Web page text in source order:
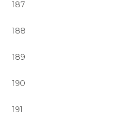
187
188
189
190
191